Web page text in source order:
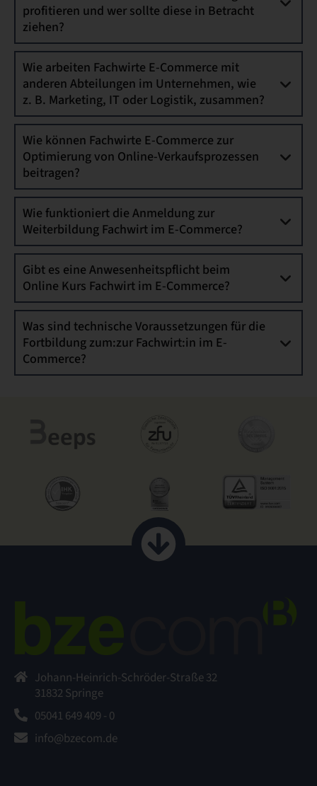
profitieren und wer sollte diese in Betracht
ziehen?
Wie arbeiten Fachwirte E-Commerce mit
anderen Abteilungen im Unternehmen, wie
z. B. Marketing, IT oder Logistik, zusammen?
Wie können Fachwirte E-Commerce zur
Optimierung von Online-Verkaufsprozessen
beitragen?
Wie funktioniert die Anmeldung zur
Weiterbildung Fachwirt im E-Commerce?
Gibt es eine Anwesenheitspflicht beim
Online Kurs Fachwirt im E-Commerce?
Was sind technische Voraussetzungen für die
Fortbildung zum:zur Fachwirt:in im E-
Commerce?
Johann-Heinrich-Schröder-Straße 32
31832 Springe
05041 649 409 - 0
info@bzecom.de